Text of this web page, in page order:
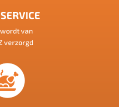
van
verzorgd